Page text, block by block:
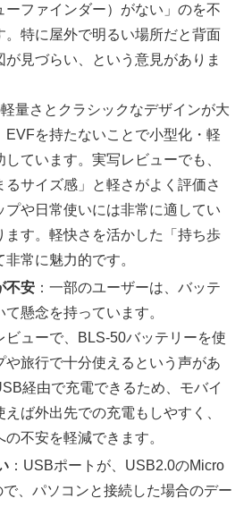
ーファインダー）がない」のを不
。特に屋外で明るい場所だと背面
が見づらい、という意見がありま
量さとクラシックなデザインが大
EVFを持たないことで小型化・軽
ています。実写レビューでも、
るサイズ感」と軽さがよく評価さ
プや日常使いには非常に適してい
ます。軽快さを活かした「持ち歩
常に魅力的です。
不安 ：一部のユーザーは、バッテ
懸念を持っています。
ビューで、BLS-50バッテリーを使
や旅行で十分使えるという声があ
経由で充電できるため、モバイ
ば外出先での充電もしやすく、
不安を軽減できます。
：USBポートが、USB2.0のMicro
、パソコンと接続した場合のデー